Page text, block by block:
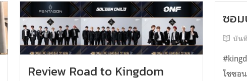
ไปตามเส้นทางของดอกไม้ยามวสันต์ 미소를 짓던
너는 แต่เจ้าที่เคยแย้มยิ้ม 첫 눈처럼 또 사르르 ...
Review Road to Kingdom
ซอม
บัน
โชซอ